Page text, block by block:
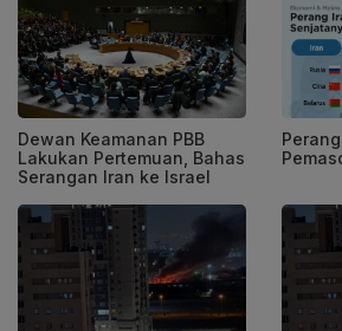
Dewan Keamanan PBB
Lakukan Pertemuan, Bahas
Serangan Iran ke Israel